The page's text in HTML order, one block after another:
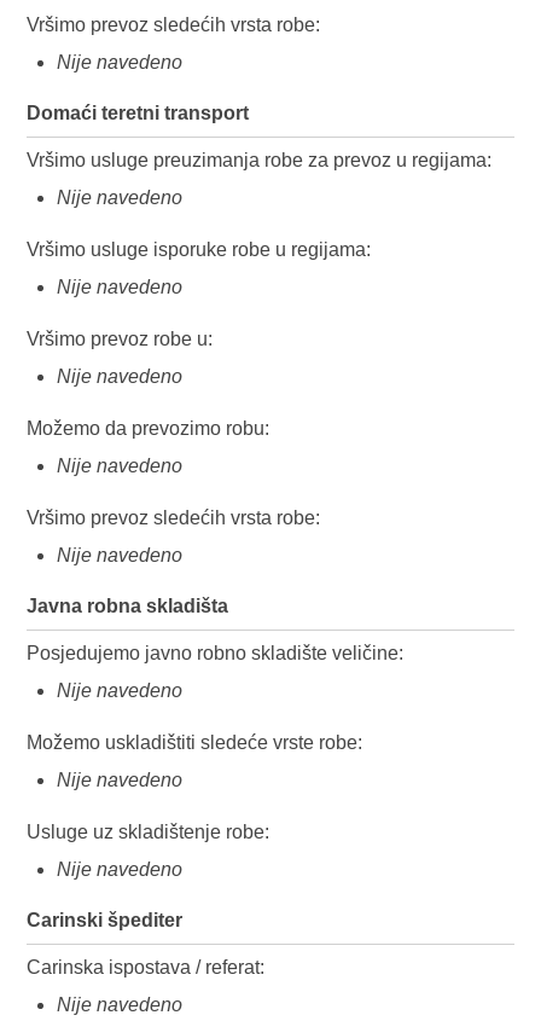
Vršimo prevoz sledećih vrsta robe:
Nije navedeno
Domaći teretni transport
Vršimo usluge preuzimanja robe za prevoz u regijama:
Nije navedeno
Vršimo usluge isporuke robe u regijama:
Nije navedeno
Vršimo prevoz robe u:
Nije navedeno
Možemo da prevozimo robu:
Nije navedeno
Vršimo prevoz sledećih vrsta robe:
Nije navedeno
Javna robna skladišta
Posjedujemo javno robno skladište veličine:
Nije navedeno
Možemo uskladištiti sledeće vrste robe:
Nije navedeno
Usluge uz skladištenje robe:
Nije navedeno
Carinski špediter
Carinska ispostava / referat:
Nije navedeno